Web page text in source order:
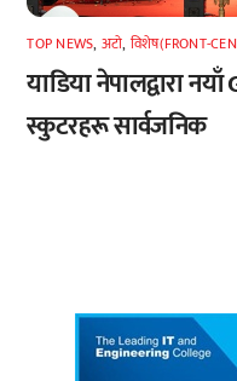
TOP NEWS, अटाे, विशेष(FRONT-
याडिया नेपालद्वारा
स्कुटरहरू सार्वजनिक